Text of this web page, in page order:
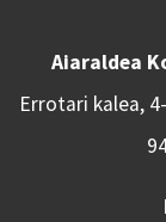
Aiaraldea
Errotari kalea,